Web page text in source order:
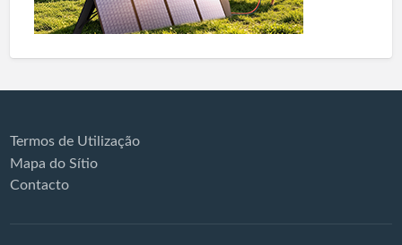
Termos de Utilização
Mapa do Sítio
Contacto